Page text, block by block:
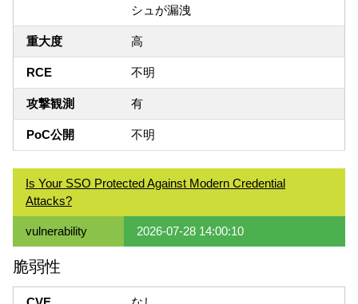
シュが漏洩
重大度 高
RCE 不明
攻撃観測 有
PoC公開 不明
Is Your SSO Protected Against Modern Credential
Attacks?
vulnerability 2026-07-28 14:00:10
脆弱性